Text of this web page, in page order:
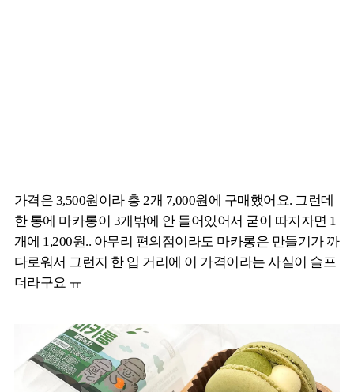
가격은 3,500원이라 총 2개 7,000원에 구매했어요. 그런데
한 통에 마카롱이 3개밖에 안 들어있어서 굳이 따지자면 1
개에 1,200원.. 아무리 편의점이라도 마카롱은 만들기가 까
다로워서 그런지 한 입 거리에 이 가격이라는 사실이 슬프
더라구요 ㅠ